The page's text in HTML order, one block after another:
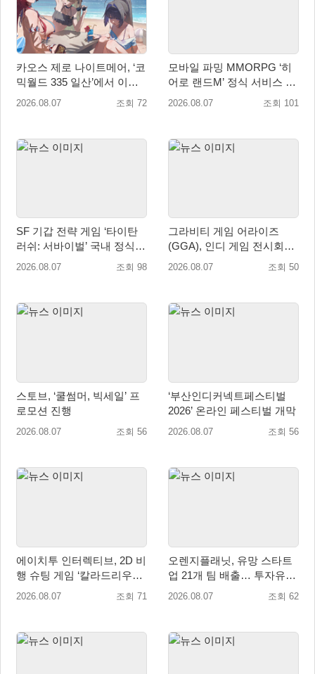
카오스 제로 나이트메어, ‘코
믹월드 335 일산’에서 이용
자 소통 예고
2026.08.07 조회 72
모바일 파밍 MMORPG ‘히
어로 랜드M’ 정식 서비스 돌
입
2026.08.07 조회 101
SF 기갑 전략 게임 ‘타이탄
러쉬: 서바이벌’ 국내 정식
출시
2026.08.07 조회 98
그라비티 게임 어라이즈
(GGA), 인디 게임 전시회
‘도쿄 게임 던전 13’ 참가!
2026.08.07 조회 50
스토브, ‘쿨썸머, 빅세일’ 프
로모션 진행
2026.08.07 조회 56
‘부산인디커넥트페스티벌
2026’ 온라인 페스티벌 개막
2026.08.07 조회 56
에이치투 인터렉티브, 2D 비
행 슈팅 게임 ‘칼라드리우스
2/다크 엘레멘트’ 올 겨울 전
2026.08.07 조회 71
오렌지플래닛, 유망 스타트
업 21개 팀 배출… 투자유치∙
매출성장 성과 눈길
2026.08.07 조회 62